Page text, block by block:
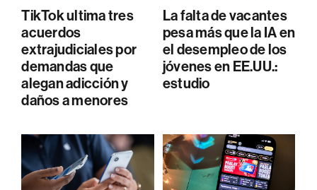
TikTok ultima tres
acuerdos
extrajudiciales por
demandas que
alegan adicción y
daños a menores
La falta de vacantes
pesa más que la IA en
el desempleo de los
jóvenes en EE.UU.:
estudio